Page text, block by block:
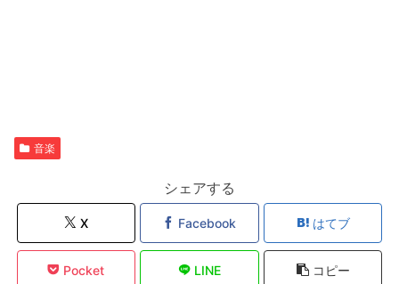
音楽
シェアする
X Facebook はてブ
Pocket LINE コピー